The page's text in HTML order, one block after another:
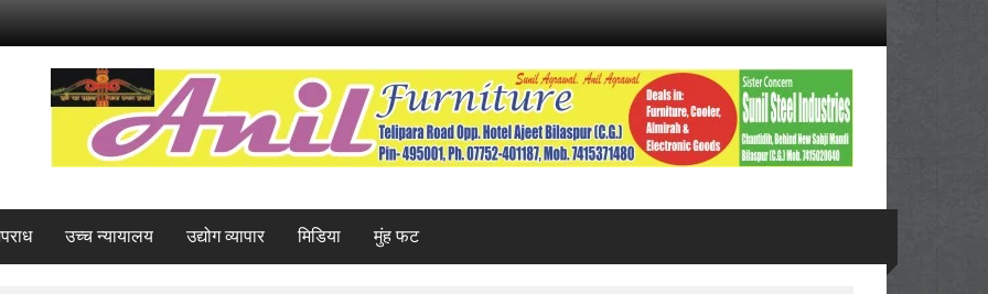
उच्च न्यायालय उद्योग व्यापार मिडिया मुंह फट